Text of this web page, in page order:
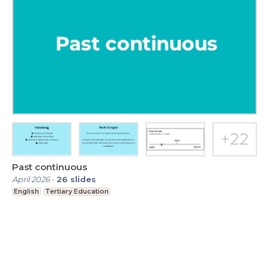
Past continuous
April 2026- 26 slides
English Tertiary Education